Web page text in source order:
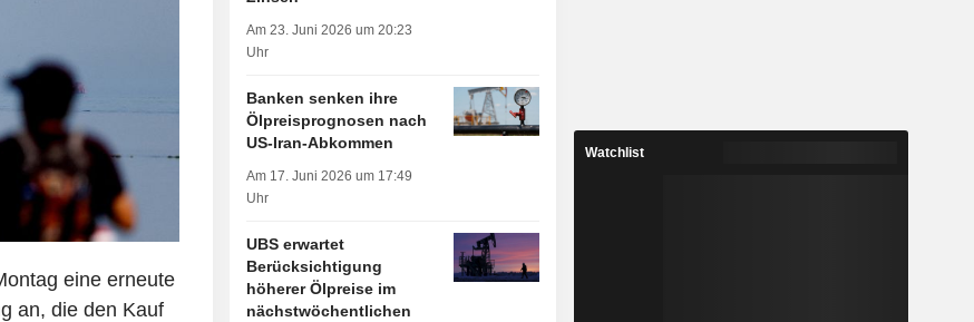
eine erneute
an, die den Kauf
Am 23. Juni 2026 um 20:23
Uhr
Banken senken ihre
Ölpreisprognosen nach
US-Iran-Abkommen
Am 17. Juni 2026 um 17:49
Uhr
UBS erwartet
Berücksichtigung
höherer Ölpreise im
nächstwöchentlichen
Watchlist